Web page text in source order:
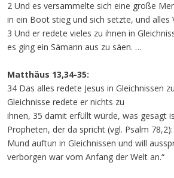
2 Und es versammelte sich eine große
in ein Boot stieg und sich setzte, und alles
3 Und er redete vieles zu ihnen in
es ging ein Sämann aus zu säen. …
Matthäus 13,34-35:
34 Das alles redete Jesus in Gleichnissen
Gleichnisse redete er nichts zu
ihnen, 35 damit erfüllt würde, was gesagt
Propheten, der da spricht (vgl. Psalm
Mund auftun in Gleichnissen und will
verborgen war vom Anfang der Welt an.“